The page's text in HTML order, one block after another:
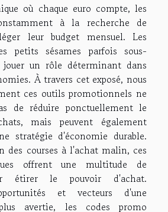
où chaque euro compte, les
à la recherche de
leur budget mensuel. Les
petits sésames parfois sous-
jouer un rôle déterminant dans
À travers cet exposé, nous
ces outils promotionnels ne
de réduire ponctuellement le
mais peuvent également
stratégie d'économie durable.
des courses à l'achat malin, ces
offrent une multitude de
étirer le pouvoir d'achat.
et vecteurs d'une
avertie, les codes promo